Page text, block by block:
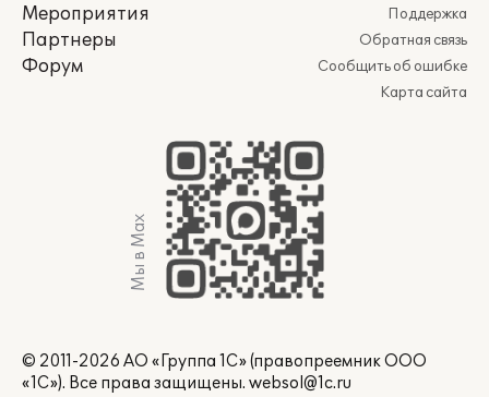
Мероприятия
Партнеры
Форум
Поддержка
Обратная связь
Сообщить об ошибке
Карта сайта
Мы в Max
© 2011-2026 АО «Группа 1С» (правопреемник ООО
«1С»). Все права защищены. websol@1c.ru